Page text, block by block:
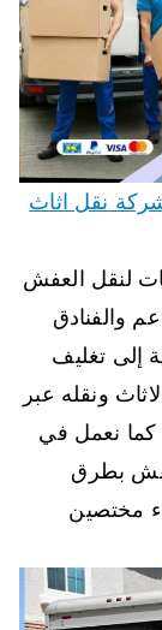
ارخص شركة نقل اثاث
لنقل العفش
والفنادق
إلى تغليف
ونقله عبر
كما نعمل في
بطرق
مختصين